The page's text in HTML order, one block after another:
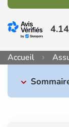
Accueil